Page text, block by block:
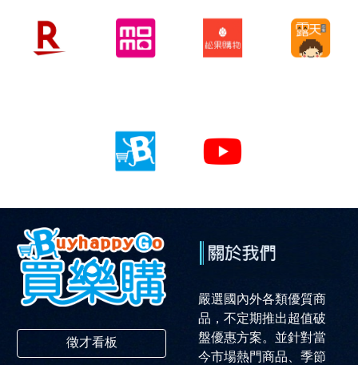
徵才看板
嚴選國內外各類優質商
品，不定期推出超值破
盤優惠方案。並針對當
今市場熱門商品、季節